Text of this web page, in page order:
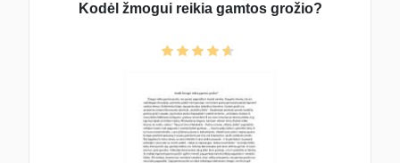
Kodėl žmogui reikia gamtos grožio?